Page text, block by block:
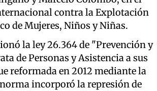
contra la Explotación
de Mujeres, Niños y Niñas.
la ley 26.364 de "Prevención y
de Personas y Asistencia a sus
reformada en 2012 mediante la
incorporó la represión de